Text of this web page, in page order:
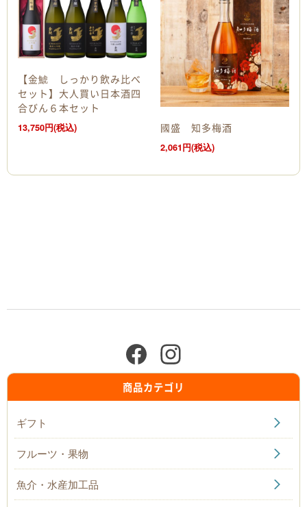
【金鯱 しっかり飲み比べ
セット】大人買い日本酒四
合びん６本セット
13,750円(税込) 國盛 知多梅酒
2,061円(税込)
商品カテゴリ
ギフト
フルーツ・果物
魚介・水産加工品